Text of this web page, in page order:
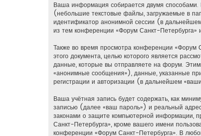
Ваша информация собирается двумя
(небольшие текстовые файлы, загружаемые в
идентификатор анонимной сессии (в
из тем конференции «Форум Санкт-
Также во время просмотра конференции
этого документа, целью которого является
данные, которые вы отправляете на форум.
«анонимные сообщения»), данные, указанные
регистрации и авторизации (в дальнейшем
Ваша учётная запись будет содержать, как
записью (далее «ваш пароль») и реальный
законами о защите компьютерной информации,
Санкт-Петербурга», кроме вашего имени
конференции «Форум Санкт-Петербурга». В